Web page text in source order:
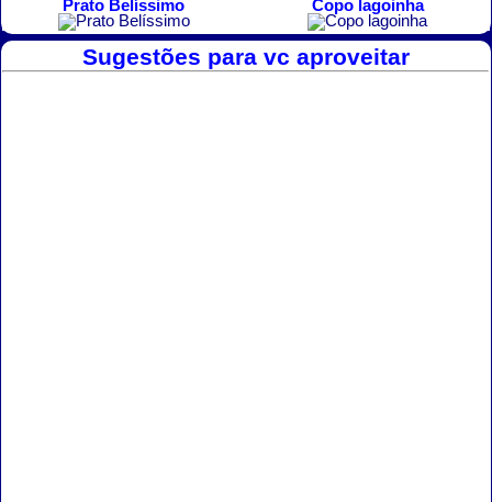
Prato Belíssimo Copo lagoinha
Sugestões para vc aproveitar